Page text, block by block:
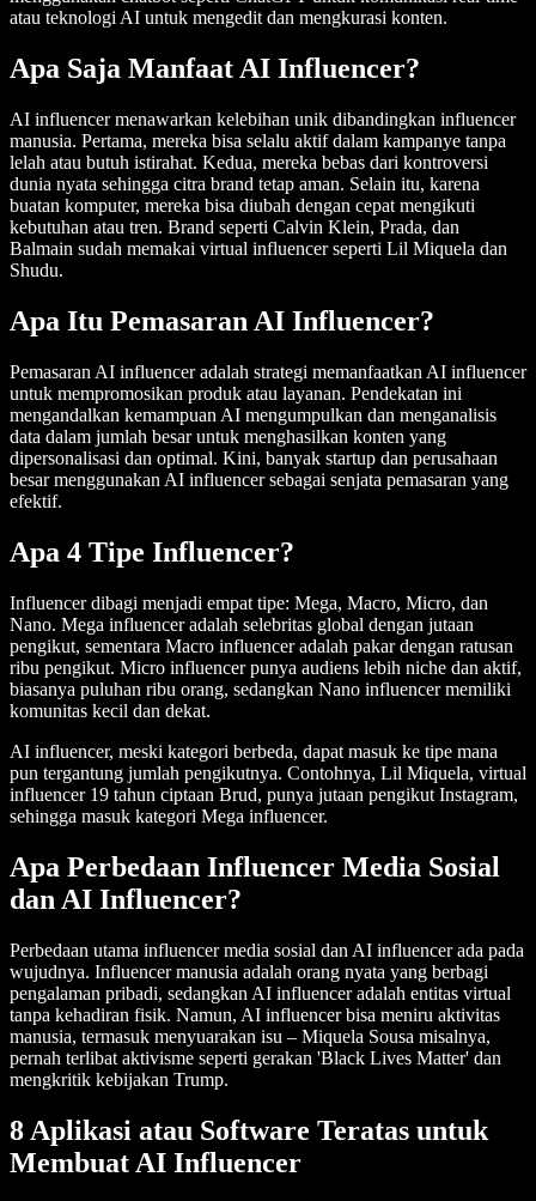
atau teknologi AI untuk mengedit dan mengkurasi konten.
Apa Saja Manfaat AI Influencer?
AI influencer menawarkan kelebihan unik dibandingkan influencer
manusia. Pertama, mereka bisa selalu aktif dalam kampanye tanpa
lelah atau butuh istirahat. Kedua, mereka bebas dari kontroversi
dunia nyata sehingga citra brand tetap aman. Selain itu, karena
buatan komputer, mereka bisa diubah dengan cepat mengikuti
kebutuhan atau tren. Brand seperti Calvin Klein, Prada, dan
Balmain sudah memakai virtual influencer seperti Lil Miquela dan
Shudu.
Apa Itu Pemasaran AI Influencer?
Pemasaran AI influencer adalah strategi memanfaatkan AI influencer
untuk mempromosikan produk atau layanan. Pendekatan ini
mengandalkan kemampuan AI mengumpulkan dan menganalisis
data dalam jumlah besar untuk menghasilkan konten yang
dipersonalisasi dan optimal. Kini, banyak startup dan perusahaan
besar menggunakan AI influencer sebagai senjata pemasaran yang
efektif.
Apa 4 Tipe Influencer?
Influencer dibagi menjadi empat tipe: Mega, Macro, Micro, dan
Nano. Mega influencer adalah selebritas global dengan jutaan
pengikut, sementara Macro influencer adalah pakar dengan ratusan
ribu pengikut. Micro influencer punya audiens lebih niche dan aktif,
biasanya puluhan ribu orang, sedangkan Nano influencer memiliki
komunitas kecil dan dekat.
AI influencer, meski kategori berbeda, dapat masuk ke tipe mana
pun tergantung jumlah pengikutnya. Contohnya, Lil Miquela, virtual
influencer 19 tahun ciptaan Brud, punya jutaan pengikut Instagram,
sehingga masuk kategori Mega influencer.
Apa Perbedaan Influencer Media Sosial
dan AI Influencer?
Perbedaan utama influencer media sosial dan AI influencer ada pada
wujudnya. Influencer manusia adalah orang nyata yang berbagi
pengalaman pribadi, sedangkan AI influencer adalah entitas virtual
tanpa kehadiran fisik. Namun, AI influencer bisa meniru aktivitas
manusia, termasuk menyuarakan isu – Miquela Sousa misalnya,
pernah terlibat aktivisme seperti gerakan 'Black Lives Matter' dan
mengkritik kebijakan Trump.
8 Aplikasi atau Software Teratas untuk
Membuat AI Influencer